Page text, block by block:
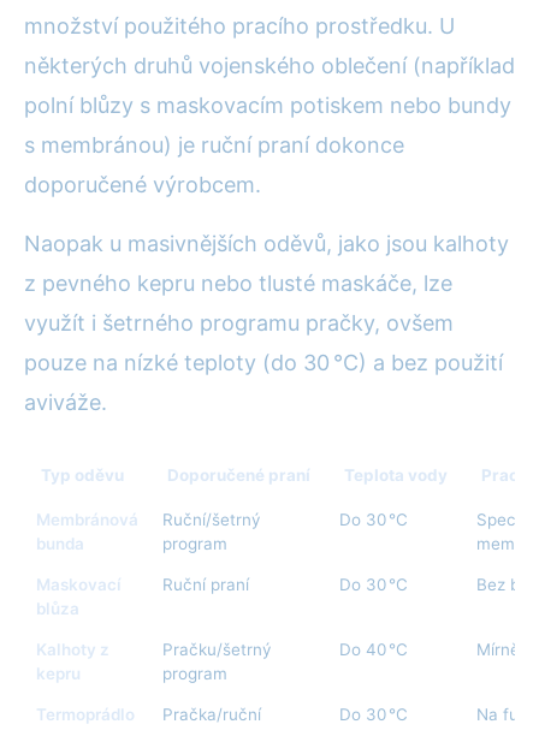
množství použitého pracího prostředku. U
některých druhů vojenského oblečení (například
polní blůzy s maskovacím potiskem nebo bundy
s membránou) je ruční praní dokonce
doporučené výrobcem.
Naopak u masivnějších oděvů, jako jsou kalhoty
z pevného kepru nebo tlusté maskáče, lze
využít i šetrného programu pračky, ovšem
pouze na nízké teploty (do 30 °C) a bez použití
aviváže.
Typ oděvu Doporučené praní Teplota vody Prací
Membránová
bunda
Ruční/šetrný
program
Do 30 °C
Maskovací
blůza
Ruční praní Do 30 °C Bez
Kalhoty z
kepru
Pračku/šetrný
program
Do 40 °C Mírně
Termoprádlo Pračka/ruční Do 30 °C Na